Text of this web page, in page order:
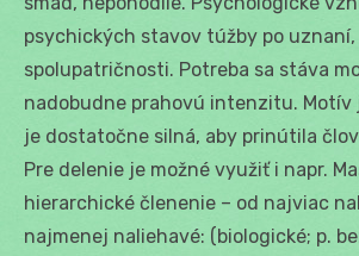
psychických stavov túžby po
spolupatričnosti. Potreba sa stáva
nadobudne prahovú intenzitu. Motív
je dostatočne silná, aby prinútila
Pre delenie je možné využiť i napr.
hierarchické členenie – od najviac
najmenej naliehavé: (biologické; p.